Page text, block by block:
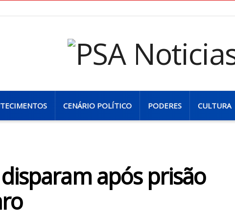
CENÁRIO POLÍTICO PODERES CULTURA
disparam após prisão